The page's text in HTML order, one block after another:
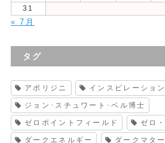
31
« 7月
タグ
アボリジニ インスピレーション
ジョン･スチュワート･ベル博士
ゼロポイントフィールド ゼロ
ダークエネルギー ダークマター